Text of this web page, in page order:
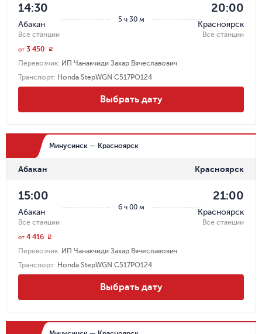
5 ч 30 м
14:30
Абакан
Все станции
20:00
Красноярск
Все станции
Перевозчик: ИП Чанакчиди Захар Вячеславович
Транспорт: Honda StepWGN С517РО124
от 3 450 r
Выбрать дату
Минусинск — Красноярск
Абакан Красноярск
6 ч 00 м
15:00
Абакан
Все станции
21:00
Красноярск
Все станции
Перевозчик: ИП Чанакчиди Захар Вячеславович
Транспорт: Honda StepWGN С517РО124
от 4 416 r
Выбрать дату